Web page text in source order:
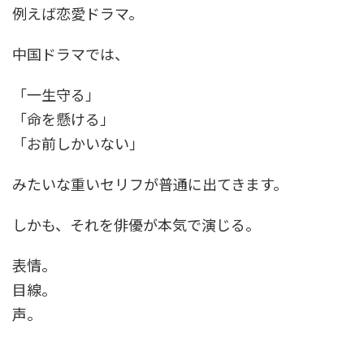
例えば恋愛ドラマ。
中国ドラマでは、
「一生守る」
「命を懸ける」
「お前しかいない」
みたいな重いセリフが普通に出てきます。
しかも、それを俳優が本気で演じる。
表情。
目線。
声。